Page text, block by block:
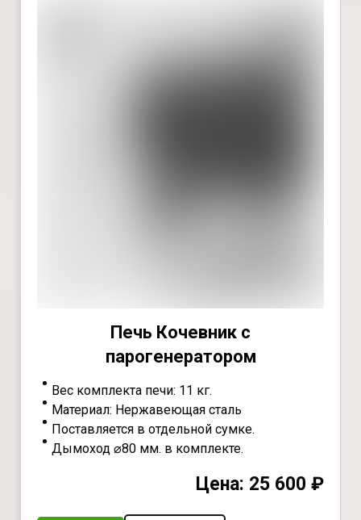
Печь Кочевник с
парогенератором
Вес комплекта печи: 11 кг.
Материал: Нержавеющая сталь
Поставляется в отдельной сумке.
Дымоход ⌀80 мм. в комплекте.
Цена: 25 600 ₽